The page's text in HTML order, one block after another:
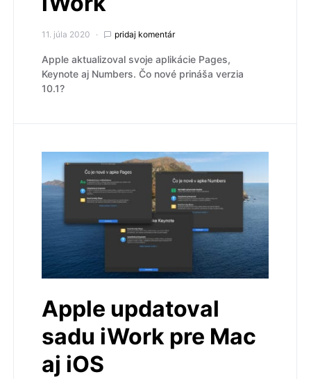
11. júla 2020 pridaj komentár
Apple aktualizoval svoje aplikácie Pages,
Keynote aj Numbers. Čo nové prináša verzia
10.1?
Apple updatoval
sadu iWork pre Mac
aj iOS